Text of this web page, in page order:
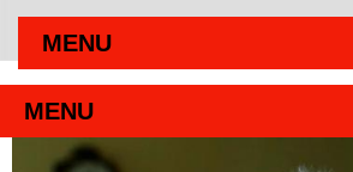
MENU
MENU